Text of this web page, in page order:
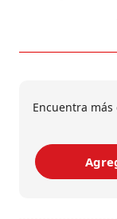
Encuentra